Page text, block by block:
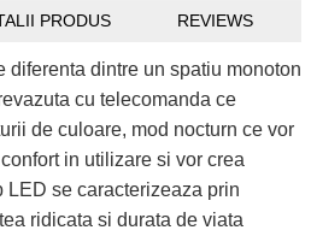
PRODUS REVIEWS
diferenta dintre un spatiu monoton
cu telecomanda ce
de culoare, mod nocturn ce vor
in utilizare si vor crea
LED se caracterizeaza prin
ridicata si durata de viata